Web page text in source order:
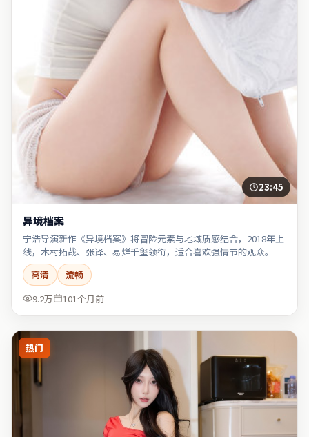
23:45
异境档案
宁浩导演新作《异境档案》将冒险元素与地域质感结合，2018年上
线，木村拓哉、张译、易烊千玺领衔，适合喜欢强情节的观众。
高清
流畅
9.2万
101个月前
热门